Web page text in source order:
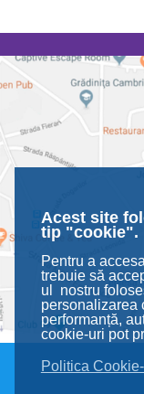
Acest site
tip "cookie".
Pentru a
trebuie să
ul nostru
personalizarea
performanță,
cookie-uri pot
Politica